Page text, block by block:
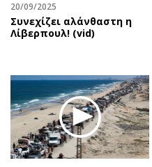
20/09/2025
Συνεχίζει αλάνθαστη η
Λίβερπουλ! (vid)